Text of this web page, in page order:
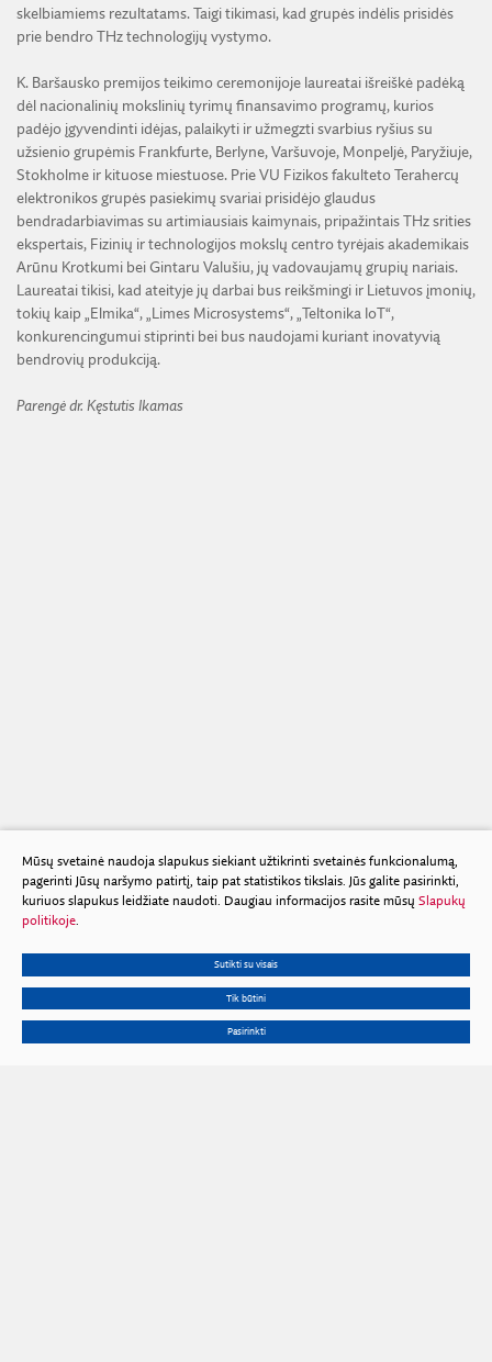
skelbiamiems rezultatams. Taigi tikimasi, kad grupės indėlis prisidės
prie bendro THz technologijų vystymo.
K. Baršausko premijos teikimo ceremonijoje laureatai išreiškė padėką
dėl nacionalinių mokslinių tyrimų finansavimo programų, kurios
padėjo įgyvendinti idėjas, palaikyti ir užmegzti svarbius ryšius su
užsienio grupėmis Frankfurte, Berlyne, Varšuvoje, Monpeljė, Paryžiuje,
Stokholme ir kituose miestuose. Prie VU Fizikos fakulteto Terahercų
elektronikos grupės pasiekimų svariai prisidėjo glaudus
bendradarbiavimas su artimiausiais kaimynais, pripažintais THz srities
ekspertais, Fizinių ir technologijos mokslų centro tyrėjais akademikais
Arūnu Krotkumi bei Gintaru Valušiu, jų vadovaujamų grupių nariais.
Laureatai tikisi, kad ateityje jų darbai bus reikšmingi ir Lietuvos įmonių,
tokių kaip „Elmika“, „Limes Microsystems“, „Teltonika IoT“,
konkurencingumui stiprinti bei bus naudojami kuriant inovatyvią
bendrovių produkciją.
Parengė dr. Kęstutis Ikamas
Mūsų svetainė naudoja slapukus siekiant užtikrinti svetainės funkcionalumą,
pagerinti Jūsų naršymo patirtį, taip pat statistikos tikslais. Jūs galite pasirinkti,
kuriuos slapukus leidžiate naudoti. Daugiau informacijos rasite mūsų Slapukų
politikoje.
Sutikti su visais
Tik būtini
Pasirinkti